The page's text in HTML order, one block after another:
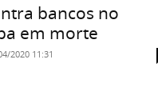
bancos no
em morte
2020 11:31